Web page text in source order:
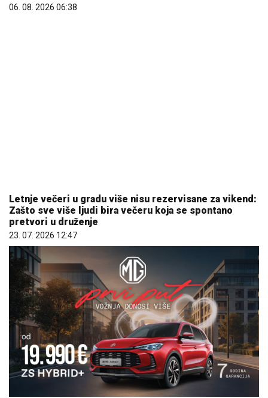
06. 08. 2026 06:38
Letnje večeri u gradu više nisu rezervisane za vikend:
Zašto sve više ljudi bira večeru koja se spontano
pretvori u druženje
23. 07. 2026 12:47